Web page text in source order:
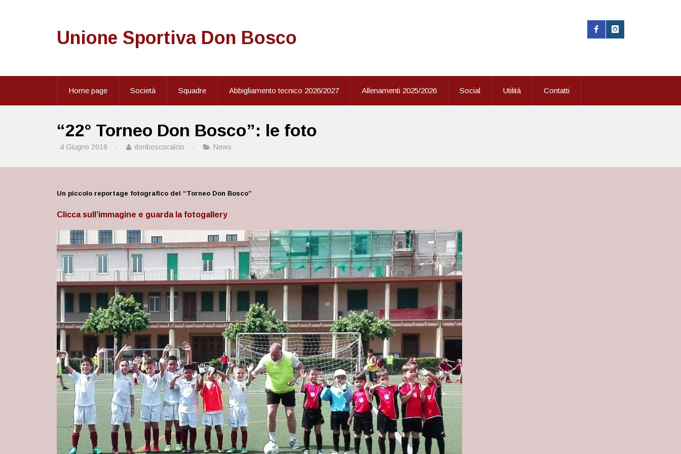
Unione Sportiva Don Bosco
Home page Società Squadre Abbigliamento tecnico 2026/2027 Allenamenti 2025/2026 Social Utilità Contatti
“22° Torneo Don Bosco”: le foto
4 Giugno 2018 · donboscocalcio · News
Un piccolo reportage fotografico del “Torneo Don Bosco”
Clicca sull’immagine e guarda la fotogallery